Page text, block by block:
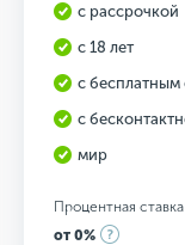
с рассрочкой
с 18 лет
с
с
мир
Процентная ставка
от 0%